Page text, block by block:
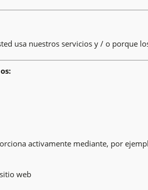
usa nuestros servicios y / o porque
activamente mediante, por
web